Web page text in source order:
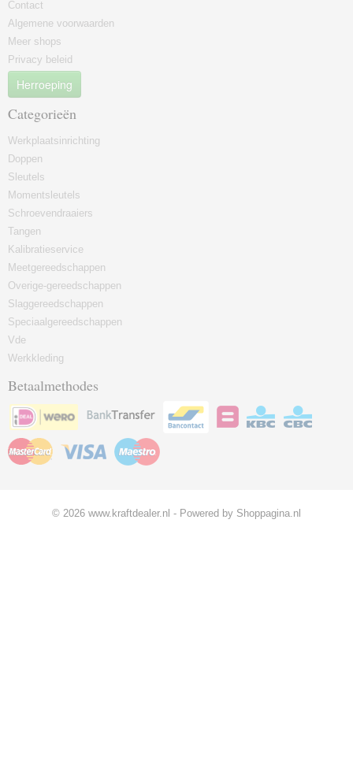
Contact
Algemene voorwaarden
Meer shops
Privacy beleid
Herroeping
Categorieën
Werkplaatsinrichting
Doppen
Sleutels
Momentsleutels
Schroevendraaiers
Tangen
Kalibratieservice
Meetgereedschappen
Overige-gereedschappen
Slaggereedschappen
Speciaalgereedschappen
Vde
Werkkleding
Betaalmethodes
© 2026 www.kraftdealer.nl - Powered by Shoppagina.nl